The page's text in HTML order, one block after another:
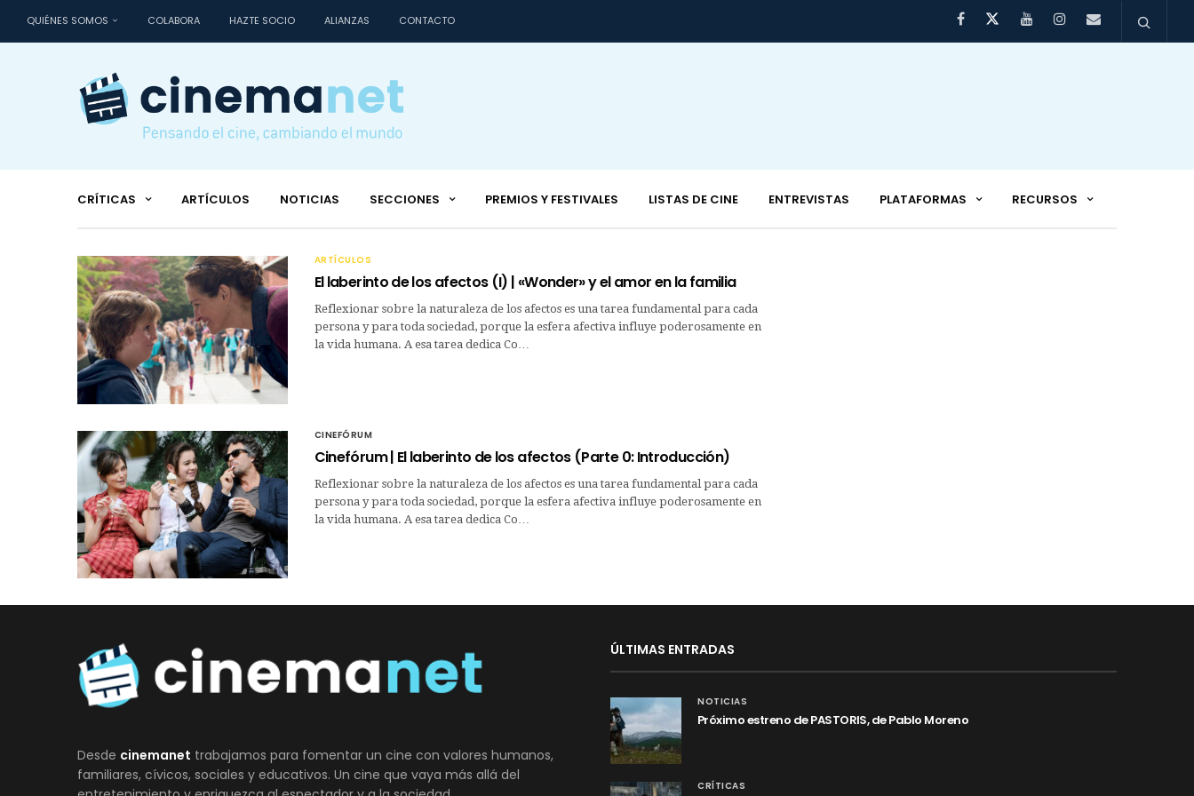
QUIÉNES SOMOS COLABORA HAZTE SOCIO ALIANZAS CONTACTO
CRÍTICAS ARTÍCULOS NOTICIAS SECCIONES PREMIOS Y FESTIVALES LISTAS DE CINE ENTREVISTAS PLATAFORMAS RECURSOS
ARTÍCULOS
El laberinto de los afectos (I) | «Wonder» y el amor en la familia
Reflexionar sobre la naturaleza de los afectos es una tarea fundamental para cada
persona y para toda sociedad, porque la esfera afectiva influye poderosamente en
la vida humana. A esa tarea dedica Co…
CINEFÓRUM
Cinefórum | El laberinto de los afectos (Parte 0: Introducción)
Reflexionar sobre la naturaleza de los afectos es una tarea fundamental para cada
persona y para toda sociedad, porque la esfera afectiva influye poderosamente en
la vida humana. A esa tarea dedica Co…
Desde cinemanet trabajamos para fomentar un cine con valores humanos,
familiares, cívicos, sociales y educativos. Un cine que vaya más allá del
ÚLTIMAS ENTRADAS
NOTICIAS
Próximo estreno de PASTORIS, de Pablo Moreno
CRÍTICAS